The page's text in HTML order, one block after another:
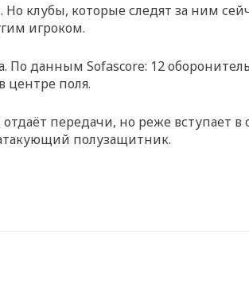
которые следят за ним
игроком.
данным Sofascore: 12
центре поля.
передачи, но реже вступает в
полузащитник.